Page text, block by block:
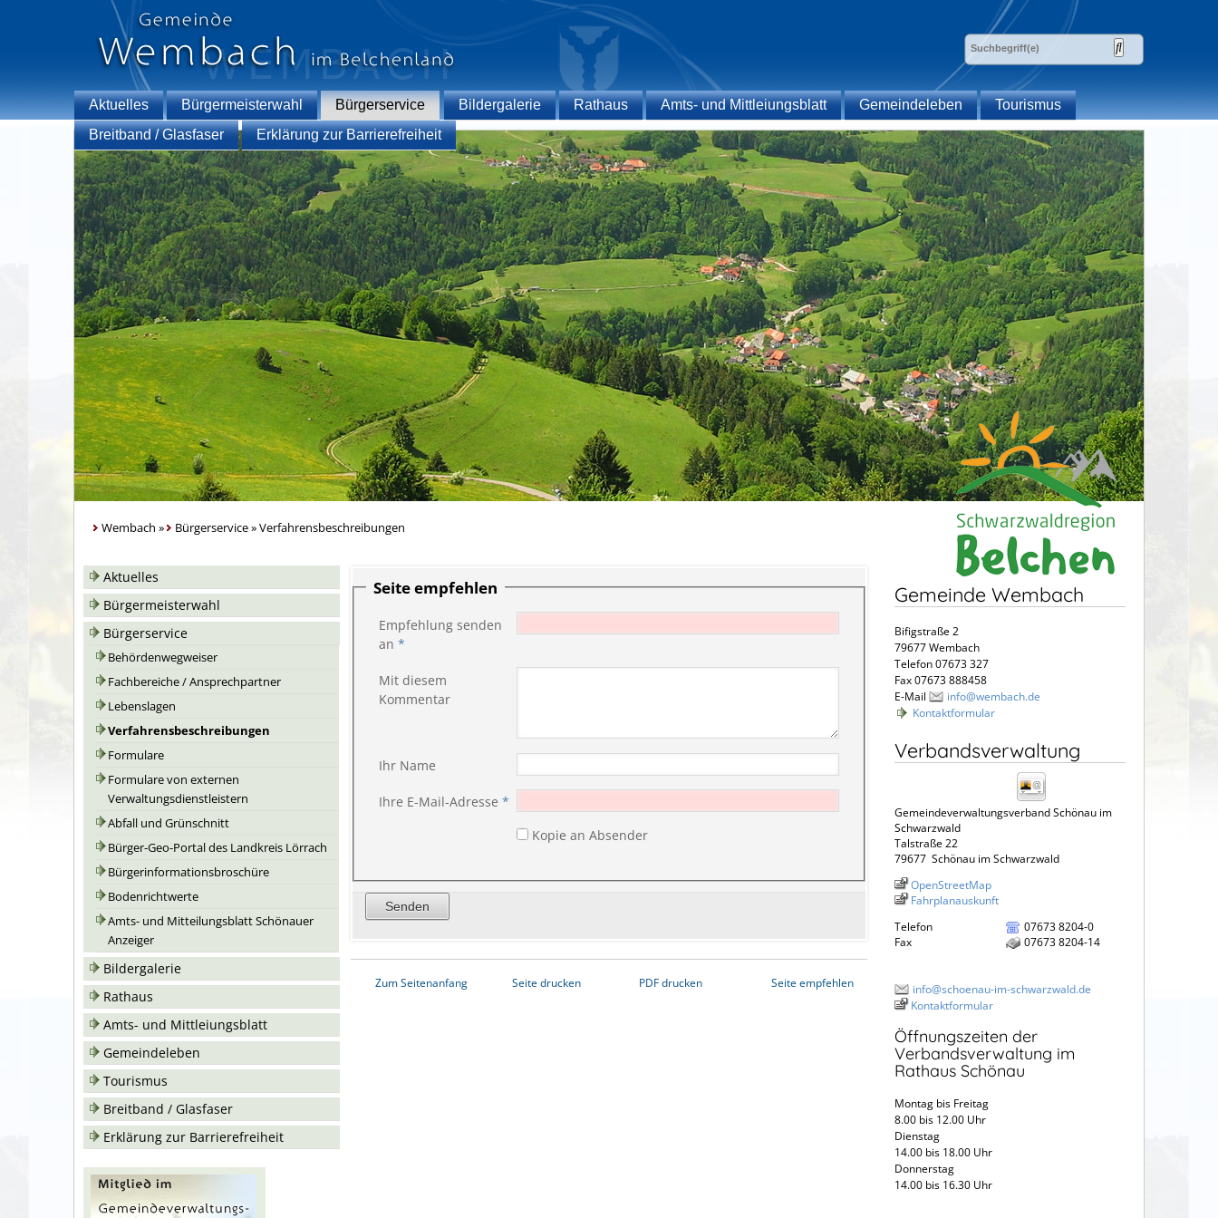
Aktuelles Bürgermeisterwahl Bürgerservice Bildergalerie Rathaus Amts- und Mittleiungsblatt Gemeindeleben
Tourismus
Breitband / Glasfaser
Erklärung zur Barrierefreiheit
Wembach » Bürgerservice»Verfahrensbeschreibungen
Aktuelles
Bürgermeisterwahl
Bürgerservice
Behördenwegweiser
Fachbereiche / Ansprechpartner
Lebenslagen
Verfahrensbeschreibungen
Formulare
Formulare von externen
Verwaltungsdienstleistern
Abfall und Grünschnitt
Bürger-Geo-Portal des Landkreis Lörrach
Bürgerinformationsbroschüre
Bodenrichtwerte
Amts- und Mitteilungsblatt Schönauer
Anzeiger
Bildergalerie
Rathaus
Amts- und Mittleiungsblatt
Gemeindeleben
Tourismus
Breitband / Glasfaser
Erklärung zur Barrierefreiheit
Seite empfehlen
Empfehlung senden
an *
Mit diesem
Kommentar
Ihr Name
Ihre E-Mail-Adresse *
Kopie an Absender
Zum Seitenanfang Seite drucken PDF drucken Seite empfehlen
Gemeinde Wembach
Bifigstraße 2
79677 Wembach
Telefon 07673 327
Fax 07673 888458
E-Mail
info@wembach.de
Kontaktformular
Verbandsverwaltung
Gemeindeverwaltungsverband Schönau im
Schwarzwald
Talstraße 22
79677 Schönau im Schwarzwald
OpenStreetMap
Fahrplanauskunft
Telefon
07673 8204-0
Fax
07673 8204-14
info@schoenau-im-schwarzwald.de
Kontaktformular
Öffnungszeiten der
Verbandsverwaltung im
Rathaus Schönau
Montag bis Freitag
8.00 bis 12.00 Uhr
Dienstag
14.00 bis 18.00 Uhr
Donnerstag
14.00 bis 16.30 Uhr